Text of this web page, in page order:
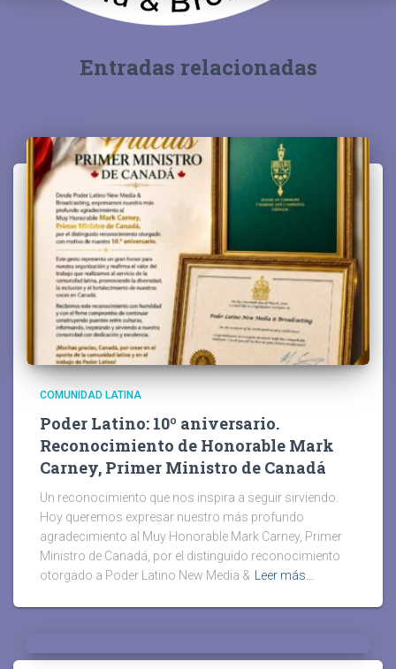
Entradas relacionadas
COMUNIDAD LATINA
Poder Latino: 10º aniversario.
Reconocimiento de Honorable Mark
Carney, Primer Ministro de Canadá
Un reconocimiento que nos inspira a seguir sirviendo.
Hoy queremos expresar nuestro más profundo
agradecimiento al Muy Honorable Mark Carney, Primer
Ministro de Canadá, por el distinguido reconocimiento
otorgado a Poder Latino New Media &
Leer más…